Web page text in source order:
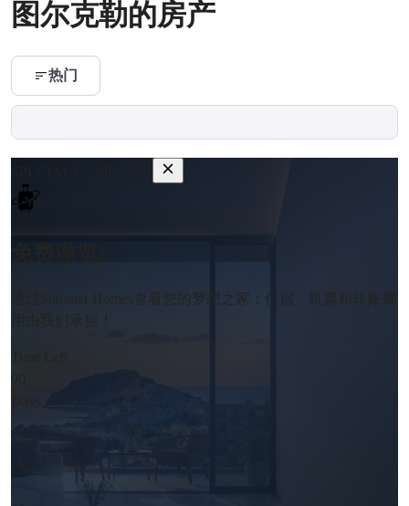
图尔克勒的房产
热门
通过Summer Homes查看您的梦想之家；住宿、机票和转账费
用由我们承担！
00
: